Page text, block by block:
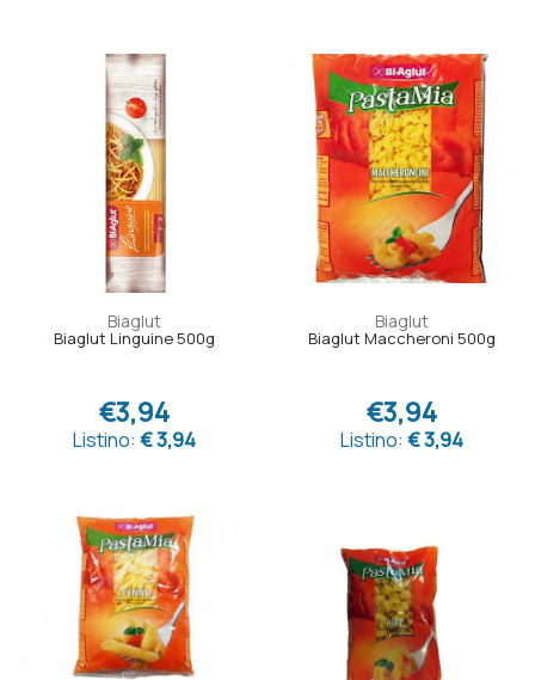
Biaglut
Biaglut Linguine 500g
€3,94
Listino: € 3,94
Biaglut
Biaglut Maccheroni 500g
€3,94
Listino: € 3,94